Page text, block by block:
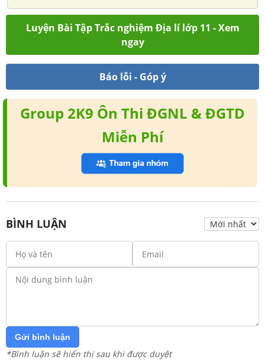
Luyện Bài Tập Trắc nghiệm Địa lí lớp 11 - Xem
ngay
Báo lỗi - Góp ý
Group 2K9 Ôn Thi ĐGNL & ĐGTD
Miễn Phí
BÌNH LUẬN
Gửi bình luận
*Bình luận sẽ hiển thị sau khi được duyệt